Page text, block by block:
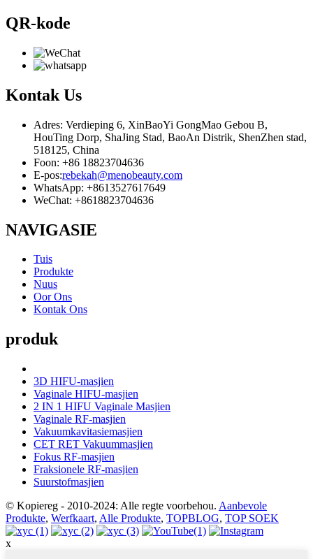
QR-kode
Kontak Us
Adres: Verdieping 6, XinBaoYi GongMao Gebou B,
HouTing Dorp, ShaJing Stad, BaoAn Distrik, ShenZhen stad,
518125, China
Foon: +86 18823704636
E-pos:rebekah@menobeauty.com
WhatsApp: +8613527617649
WeChat: +8618823704636
NAVIGASIE
Tuis
Produkte
Nuus
Oor Ons
Kontak Ons
produk
3D HIFU-masjien
Vaginale HIFU-masjien
2 IN 1 HIFU Vaginale Masjien
Vaginale RF-masjien
Vakuumkavitasiemasjien
CET RET Vakuummasjien
Fokus RF-masjien
Fraksionele RF-masjien
Suurstofmasjien
© Kopiereg - 2010-2024: Alle regte voorbehou. Aanbevole
Produkte, Werfkaart, Alle Produkte, TOPBLOG, TOP SOEK
x